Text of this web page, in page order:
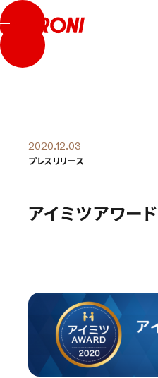
採用サイトはこちら
2020.12.03
プレスリリース
アイミツアワー